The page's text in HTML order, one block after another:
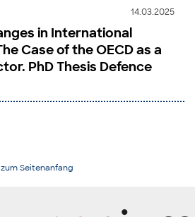
14.03.2025
in International
Case of the OECD as a
PhD Thesis Defence
zum Seitenanfang